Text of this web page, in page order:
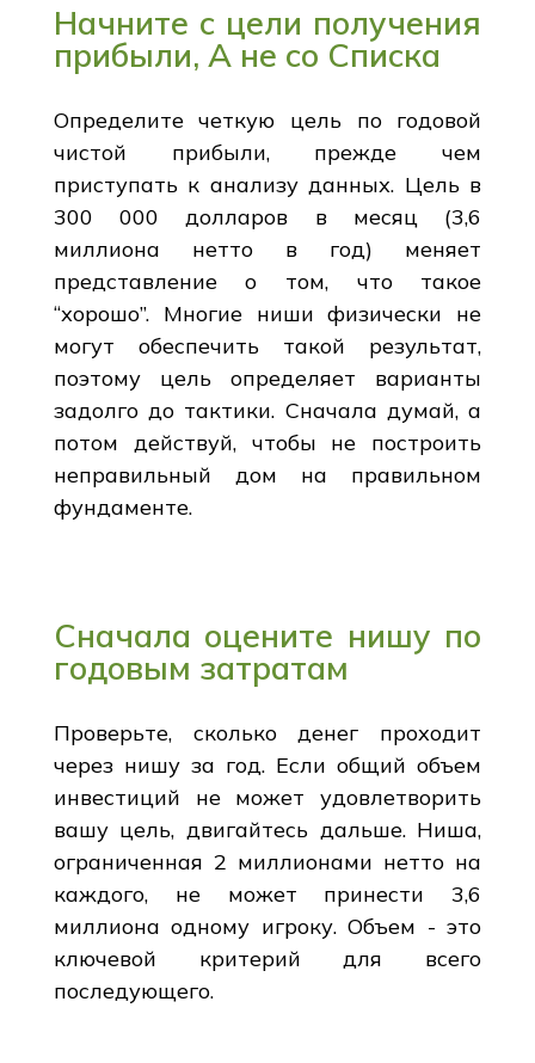
Начните с цели получения
прибыли, А не со Списка
Определите четкую цель по годовой
чистой прибыли, прежде чем
приступать к анализу данных. Цель в
300 000 долларов в месяц (3,6
миллиона нетто в год) меняет
представление о том, что такое
“хорошо”. Многие ниши физически не
могут обеспечить такой результат,
поэтому цель определяет варианты
задолго до тактики. Сначала думай, а
потом действуй, чтобы не построить
неправильный дом на правильном
фундаменте.
Сначала оцените нишу по
годовым затратам
Проверьте, сколько денег проходит
через нишу за год. Если общий объем
инвестиций не может удовлетворить
вашу цель, двигайтесь дальше. Ниша,
ограниченная 2 миллионами нетто на
каждого, не может принести 3,6
миллиона одному игроку. Объем - это
ключевой критерий для всего
последующего.